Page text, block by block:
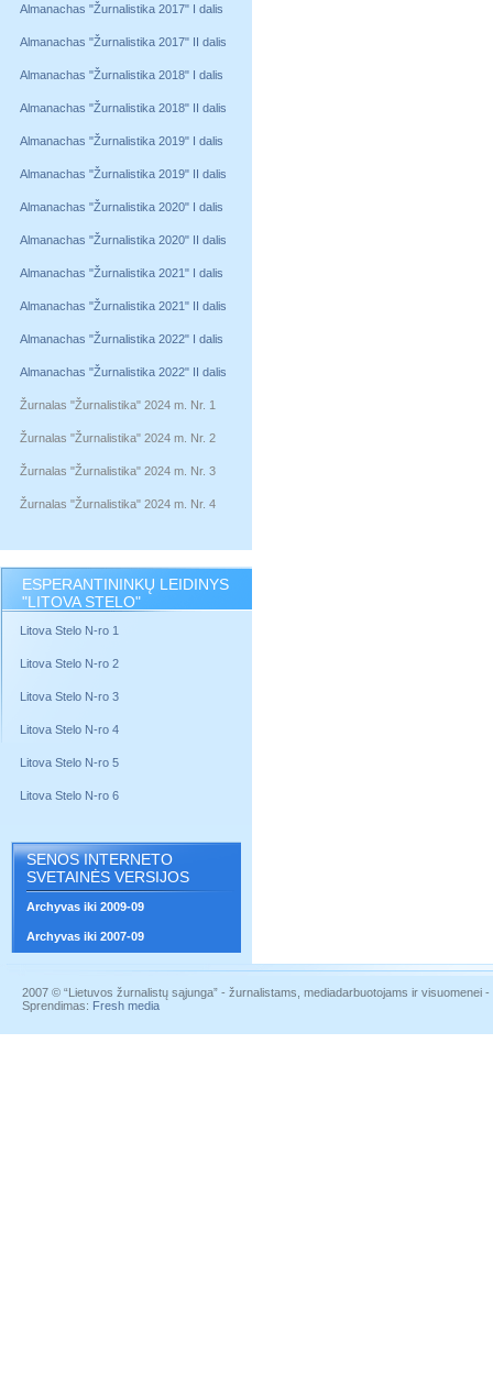
Almanachas "Žurnalistika 2017" I dalis
Almanachas "Žurnalistika 2017" II dalis
Almanachas "Žurnalistika 2018" I dalis
Almanachas "Žurnalistika 2018" II dalis
Almanachas "Žurnalistika 2019" I dalis
Almanachas "Žurnalistika 2019" II dalis
Almanachas "Žurnalistika 2020" I dalis
Almanachas "Žurnalistika 2020" II dalis
Almanachas "Žurnalistika 2021" I dalis
Almanachas "Žurnalistika 2021" II dalis
Almanachas "Žurnalistika 2022" I dalis
Almanachas "Žurnalistika 2022" II dalis
Žurnalas "Žurnalistika" 2024 m. Nr. 1
Žurnalas "Žurnalistika" 2024 m. Nr. 2
Žurnalas "Žurnalistika" 2024 m. Nr. 3
Žurnalas "Žurnalistika" 2024 m. Nr. 4
ESPERANTININKŲ LEIDINYS
"LITOVA STELO"
Litova Stelo N-ro 1
Litova Stelo N-ro 2
Litova Stelo N-ro 3
Litova Stelo N-ro 4
Litova Stelo N-ro 5
Litova Stelo N-ro 6
SENOS INTERNETO
SVETAINĖS VERSIJOS
Archyvas iki 2009-09
Archyvas iki 2007-09
2007 © “Lietuvos žurnalistų sąjunga” - žurnalistams, mediadarbuotojams ir visuomenei
Sprendimas: Fresh media